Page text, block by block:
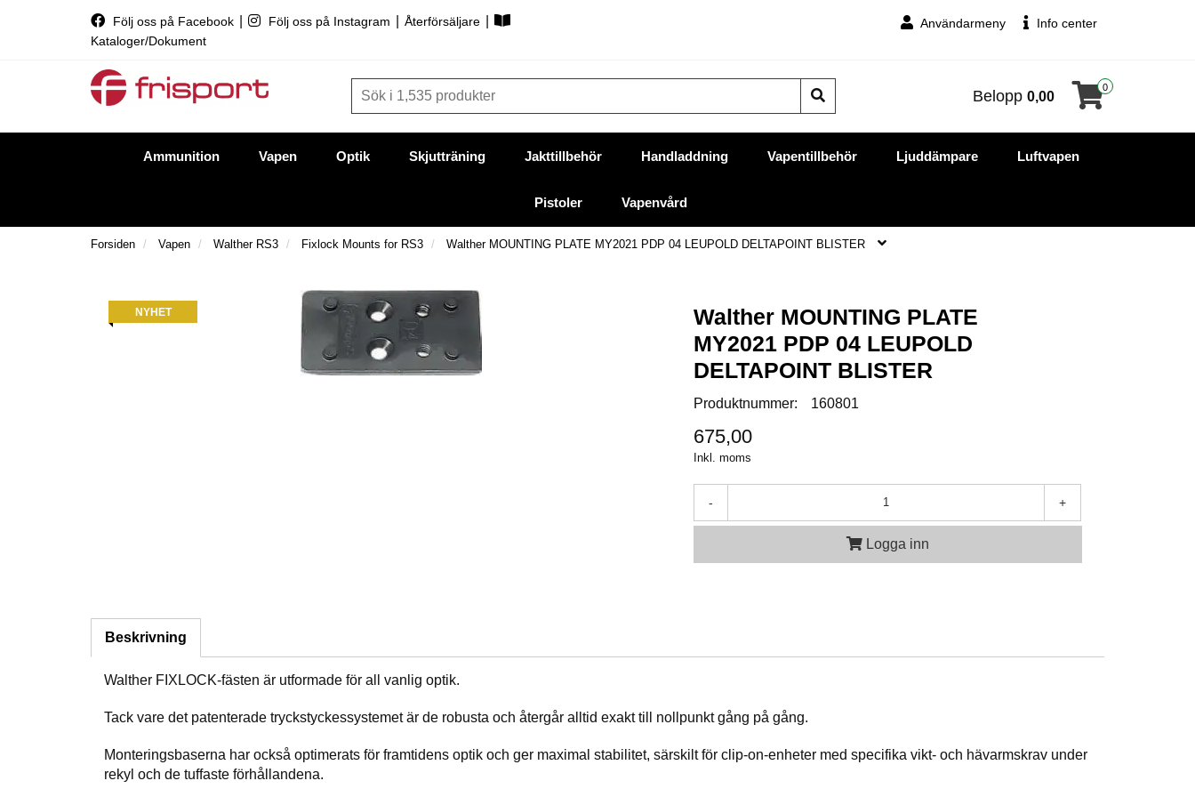
Följ oss på Facebook Följ oss på Instagram Återförsäljare
Kataloger/Dokument
Användarmeny Info center
Belopp 0,00
0
Ammunition Vapen Optik Skjutträning Jakttillbehör Handladdning Vapentillbehör Ljuddämpare Luftvapen
Pistoler Vapenvård
Forsiden Vapen Walther RS3 Fixlock Mounts for RS3 Walther MOUNTING PLATE MY2021 PDP 04 LEUPOLD DELTAPOINT BLISTER
NYHET
Walther MOUNTING PLATE
MY2021 PDP 04 LEUPOLD
DELTAPOINT BLISTER
Produktnummer: 160801
675,00
Inkl. moms
- +
Logga inn
Beskrivning
Walther FIXLOCK-fästen är utformade för all vanlig optik.
Tack vare det patenterade tryckstyckessystemet är de robusta och återgår alltid exakt till nollpunkt gång på gång.
Monteringsbaserna har också optimerats för framtidens optik och ger maximal stabilitet, särskilt för clip-on-enheter med specifika vikt- och hävarmskrav under
rekyl och de tuffaste förhållandena.